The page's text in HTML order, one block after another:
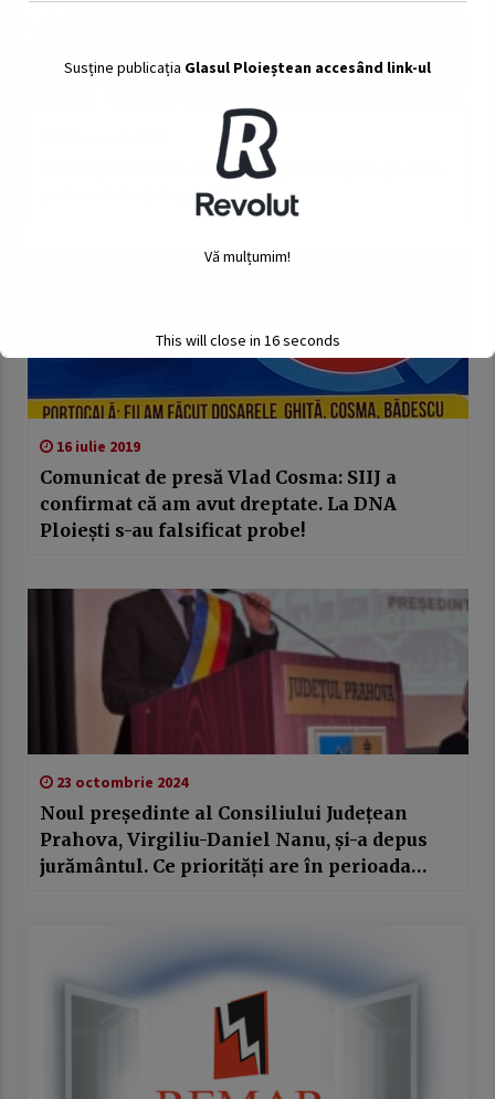
Sondaj INSCOP: AUR ajunge la 20,6% și este
pe locul doi, după PSD
16 iulie 2019
Comunicat de presă Vlad Cosma: SIIJ a
confirmat că am avut dreptate. La DNA
Ploiești s-au falsificat probe!
23 octombrie 2024
Noul președinte al Consiliului Județean
Prahova, Virgiliu-Daniel Nanu, și-a depus
jurământul. Ce priorități are în perioada
Susține publicația Glasul Ploieștean accesând link-ul
Vă mulțumim!
This will close in 15seconds